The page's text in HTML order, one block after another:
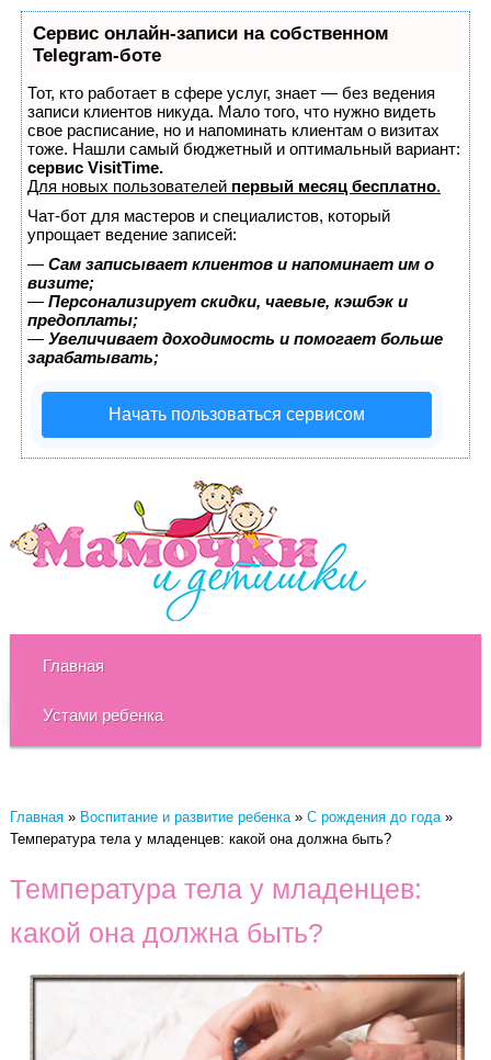
Сервис онлайн-записи на собственном
Telegram-боте
Тот, кто работает в сфере услуг, знает — без ведения
записи клиентов никуда. Мало того, что нужно видеть
свое расписание, но и напоминать клиентам о визитах
тоже. Нашли самый бюджетный и оптимальный вариант:
сервис VisitTime.
Для новых пользователей первый месяц бесплатно.
Чат-бот для мастеров и специалистов, который
упрощает ведение записей:
— Сам записывает клиентов и напоминает им о
визите;
— Персонализирует скидки, чаевые, кэшбэк и
предоплаты;
— Увеличивает доходимость и помогает больше
зарабатывать;
Начать пользоваться сервисом
Главная
Устами ребенка
Главная» Воспитание и развитие ребенка» C рождения до года»
Температура тела у младенцев: какой она должна быть?
Температура тела у младенцев:
какой она должна быть?